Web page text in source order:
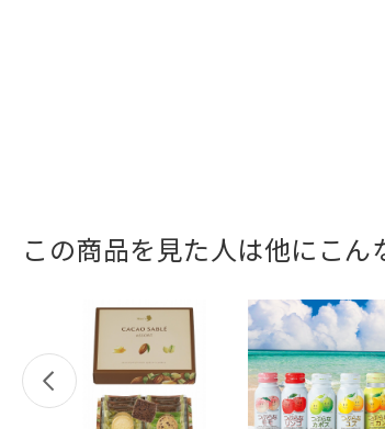
この商品を見た人は他にこん